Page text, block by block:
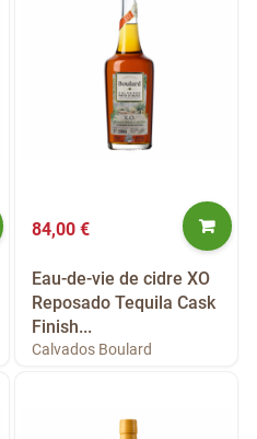
84,00 €
Eau-de-vie de cidre XO
Reposado Tequila Cask
Finish...
Calvados Boulard